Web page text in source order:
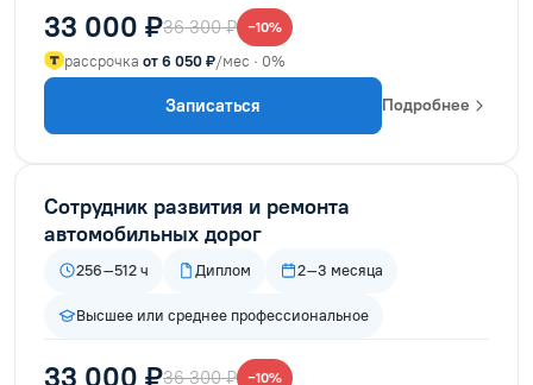
33 000 ₽36 300 ₽ −10%
рассрочка от 6 050 ₽/мес · 0%
Записаться Подробнее
Сотрудник развития и ремонта
автомобильных дорог
256–512 ч Диплом 2–3 месяца
Высшее или среднее профессиональное
33 000 ₽36 300 ₽ −10%